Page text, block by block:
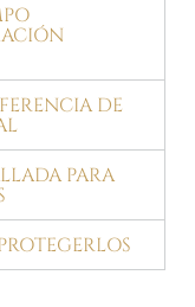
DE
PARA